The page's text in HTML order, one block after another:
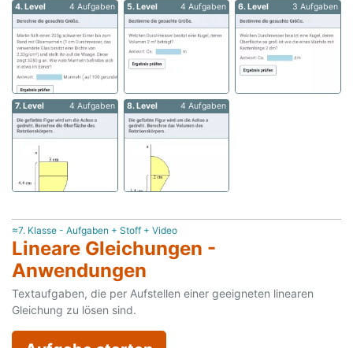
4. Level 4 Aufgaben 5. Level 4 Aufgaben 6. Level 3 Aufgaben
7. Level 4 Aufgaben 8. Level 4 Aufgaben
≈7. Klasse - Aufgaben + Stoff + Video
Lineare Gleichungen -
Anwendungen
Textaufgaben, die per Aufstellen einer geeigneten linearen
Gleichung zu lösen sind.